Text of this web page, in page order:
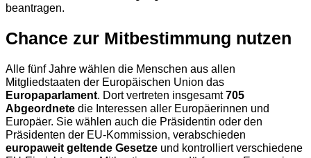
beantragen.
Chance zur Mitbestimmung nutzen
Alle fünf Jahre wählen die Menschen aus allen
Mitgliedstaaten der Europäischen Union das
Europaparlament. Dort vertreten insgesamt705
Abgeordnete die Interessen aller Europäerinnen und
Europäer. Sie wählen auch die Präsidentin oder den
Präsidenten der EU-Kommission, verabschieden
europaweit geltende Gesetze und kontrolliert verschiedene